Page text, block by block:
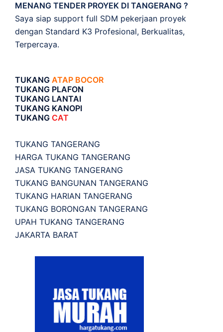
MENANG TENDER PROYEK DI TANGERANG ?
Saya siap support full SDM pekerjaan proyek
dengan Standard K3 Profesional, Berkualitas,
Terpercaya.
TUKANG ATAP BOCOR
TUKANG PLAFON
TUKANG LANTAI
TUKANG KANOPI
TUKANG CAT
TUKANG TANGERANG
HARGA TUKANG TANGERANG
JASA TUKANG TANGERANG
TUKANG BANGUNAN TANGERANG
TUKANG HARIAN TANGERANG
TUKANG BORONGAN TANGERANG
UPAH TUKANG TANGERANG
JAKARTA BARAT